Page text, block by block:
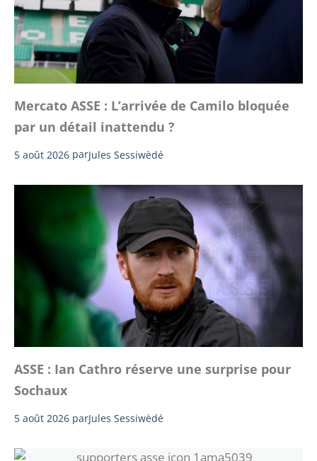
Mercato ASSE : L’arrivée de Camilo bloquée
par un détail inattendu ?
5 août 2026 parJules Sessiwèdé
ASSE : Ian Cathro réserve une surprise pour
Sochaux
5 août 2026 parJules Sessiwèdé